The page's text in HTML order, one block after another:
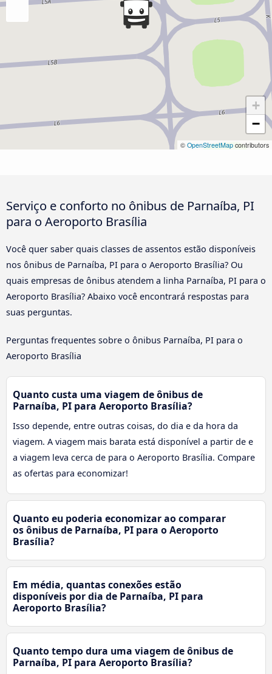
+
−
© OpenStreetMap contributors
Serviço e conforto no ônibus de Parnaíba, PI
para o Aeroporto Brasília
Você quer saber quais classes de assentos estão disponíveis
nos ônibus de Parnaíba, PI para o Aeroporto Brasília? Ou
quais empresas de ônibus atendem a linha Parnaíba, PI para o
Aeroporto Brasília? Abaixo você encontrará respostas para
suas perguntas.
Perguntas frequentes sobre o ônibus Parnaíba, PI para o
Aeroporto Brasília
Quanto custa uma viagem de ônibus de
Parnaíba, PI para Aeroporto Brasília?
Isso depende, entre outras coisas, do dia e da hora da
viagem. A viagem mais barata está disponível a partir de e
a viagem leva cerca de para o Aeroporto Brasília. Compare
as ofertas para economizar!
Quanto eu poderia economizar ao comparar
os ônibus de Parnaíba, PI para o Aeroporto
Brasília?
Em média, quantas conexões estão
disponíveis por dia de Parnaíba, PI para
Aeroporto Brasília?
Quanto tempo dura uma viagem de ônibus de
Parnaíba, PI para Aeroporto Brasília?